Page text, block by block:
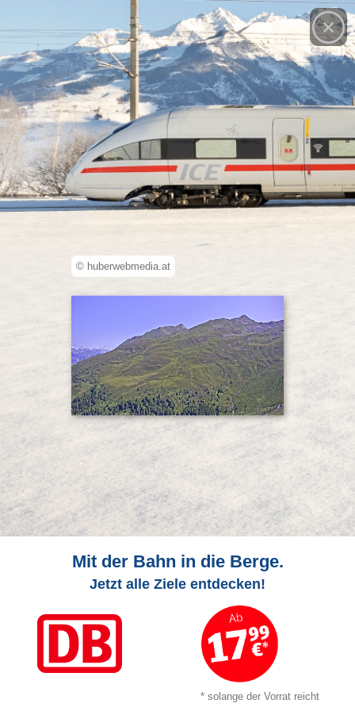
© huberwebmedia.at
Mit der Bahn in die Berge.
Jetzt alle Ziele entdecken!
* solange der Vorrat reicht